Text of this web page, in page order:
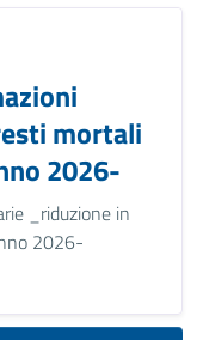
mortali
2026-
_riduzione in
2026-